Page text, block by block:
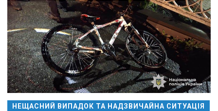
НЕЩАСНИЙ ВИПАДОК ТА НАДЗВИЧАЙНА СИТУАЦІЯ